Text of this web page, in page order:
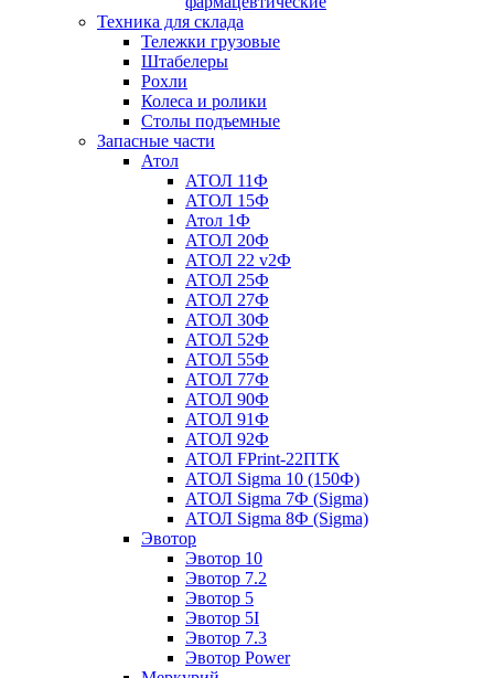
Техника для склада
Тележки грузовые
Штабелеры
Рохли
Колеса и ролики
Столы подъемные
Запасные части
Атол
АТОЛ 11Ф
АТОЛ 15Ф
Атол 1Ф
АТОЛ 20Ф
АТОЛ 22 v2Ф
АТОЛ 25Ф
АТОЛ 27Ф
АТОЛ 30Ф
АТОЛ 52Ф
АТОЛ 55Ф
АТОЛ 77Ф
АТОЛ 90Ф
АТОЛ 91Ф
АТОЛ 92Ф
АТОЛ FPrint-22ПТК
АТОЛ Sigma 10 (150Ф)
АТОЛ Sigma 7Ф (Sigma)
АТОЛ Sigma 8Ф (Sigma)
Эвотор
Эвотор 10
Эвотор 7.2
Эвотор 5
Эвотор 5I
Эвотор 7.3
Эвотор Power